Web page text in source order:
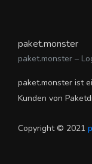
paket.monster
paket.monster –
paket.monster ist
Kunden von
Copyright © 2021